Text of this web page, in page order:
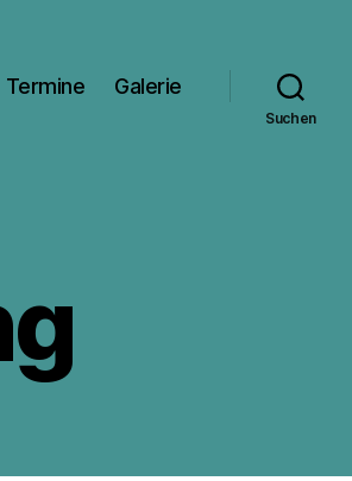
Termine Galerie
Suchen